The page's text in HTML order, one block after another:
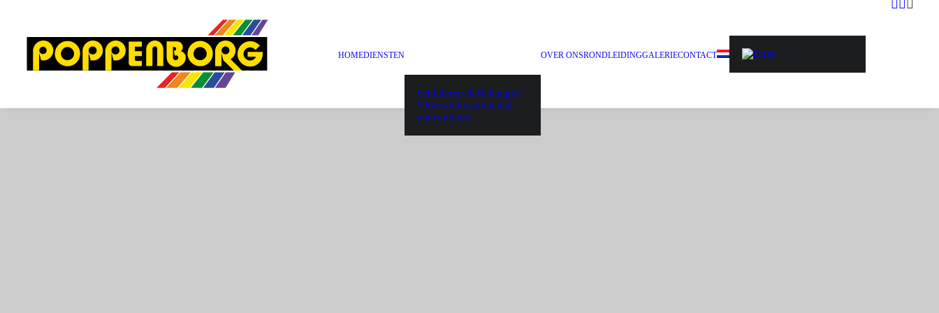
HOMEDIENSTEN
Schilderen & Behangen
Vloerwerkzaamheden
autospuiterij
OVER ONSRONDLEIDINGGALERIECONTACT